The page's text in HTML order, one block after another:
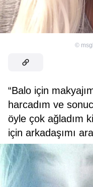
©
“Balo için
harcadım ve
öyle çok ağladım
için arkadaşımı